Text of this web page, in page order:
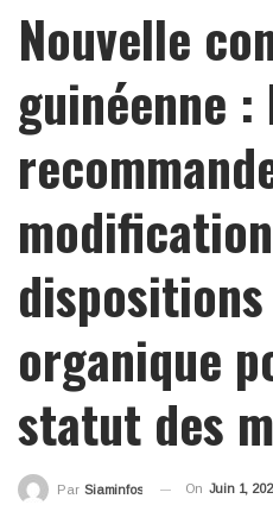
Nouvelle
guinéenne :
organique
statut des
Par Siaminfos On Juin 1,